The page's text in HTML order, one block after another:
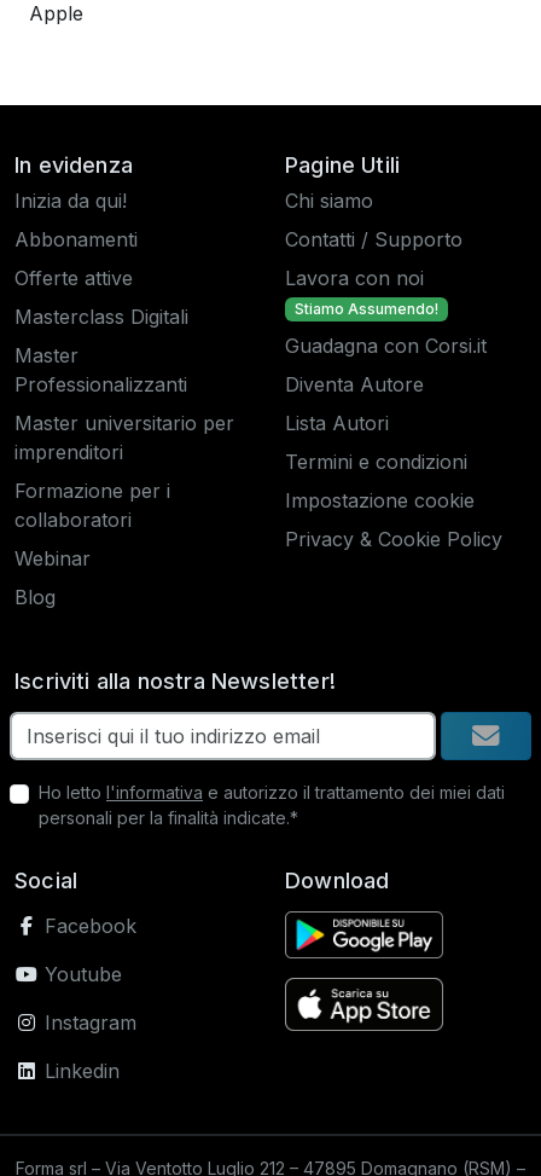
Apple
In evidenza
Inizia da qui!
Abbonamenti
Offerte attive
Masterclass Digitali
Master
Professionalizzanti
Master universitario per
imprenditori
Formazione per i
collaboratori
Webinar
Blog
Pagine Utili
Chi siamo
Contatti / Supporto
Lavora con noi
Stiamo Assumendo!
Guadagna con Corsi.it
Diventa Autore
Lista Autori
Termini e condizioni
Impostazione cookie
Privacy & Cookie Policy
Iscriviti alla nostra Newsletter!
Ho letto l'informativa e autorizzo il trattamento dei miei dati
personali per la finalità indicate.*
Social
Facebook
Youtube
Instagram
Linkedin
Download
Forma srl – Via Ventotto Luglio 212 – 47895 Domagnano (RSM) –